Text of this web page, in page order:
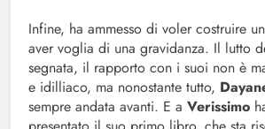
Infine, ha ammesso di voler costruire
aver voglia di una gravidanza. Il lutto
segnata, il rapporto con i suoi non è
e idilliaco, ma nonostante tutto,
sempre andata avanti. E a Verissimo